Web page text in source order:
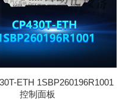
ETH 1SBP260196R1001
控制面板